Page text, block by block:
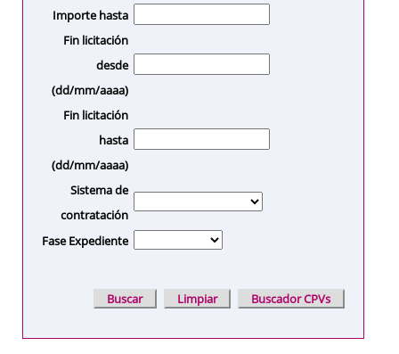
Importe hasta
Fin licitación
desde
(dd/mm/aaaa)
Fin licitación
hasta
(dd/mm/aaaa)
Sistema de
contratación
Fase Expediente